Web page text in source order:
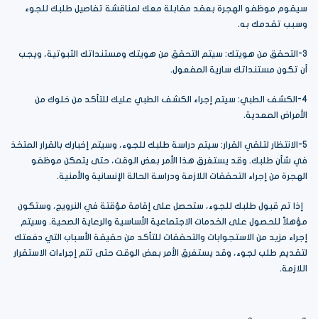
سيقوم موظفو الهجرة بعقد مقابلة معك لمناقشة تفاصيل طلبك للجوء
وسبب تقدمك به.
3-التحقق من هويتك: سيتم التحقق من هويتك ومستنداتك الثبوتية، ويجب
أن تكون مستنداتك سارية المفعول.
4-الكشف الطبي: سيتم إجراء الكشف الطبي عليك للتأكد من خلوك من
الأمراض المعدية.
5-الانتظار لتلقي القرار: سيتم دراسة طلبك للجوء، وسيتم إخبارك بالقرار المتخذ
في شأن طلبك. وقد يستغرق هذا الأمر بعض الوقت، حتى يتمكن موظفو
الهجرة من إجراء التحققات اللازمة ودراسة الحالة الإنسانية والأمنية.
إذا تم قبول طلبك للجوء، ستحصل على إقامة مؤقتة في النرويج، وستكون
مؤهلاً للحصول على الخدمات الاجتماعية الأساسية والرعاية الصحية. وسيتم
إجراء مزيد من الاستجوابات والتحققات للتأكد من حقيقة الأسباب التي دفعتك
لتقديم طلب لجوء، وقد يستغرق الأمر بعض الوقت حتى تتم إجراءات الاستقرار
اللازمة.